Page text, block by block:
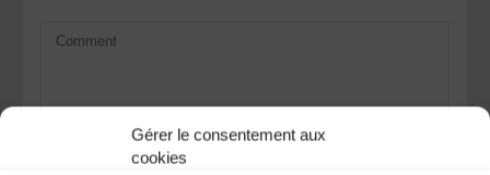
Gérer le consentement aux
cookies